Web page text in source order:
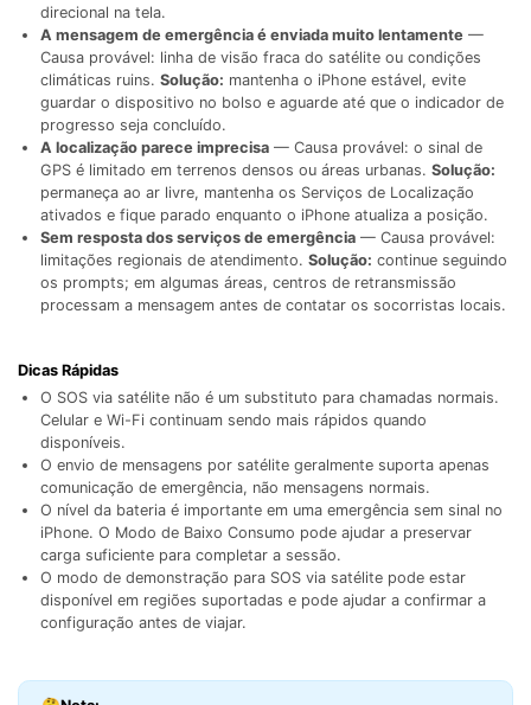
direcional na tela.
A mensagem de emergência é enviada muito lentamente—
Causa provável: linha de visão fraca do satélite ou condições
climáticas ruins. Solução: mantenha o iPhone estável, evite
guardar o dispositivo no bolso e aguarde até que o indicador de
progresso seja concluído.
A localização parece imprecisa— Causa provável: o sinal de
GPS é limitado em terrenos densos ou áreas urbanas. Solução:
permaneça ao ar livre, mantenha os Serviços de Localização
ativados e fique parado enquanto o iPhone atualiza a posição.
Sem resposta dos serviços de emergência— Causa provável:
limitações regionais de atendimento. Solução: continue seguindo
os prompts; em algumas áreas, centros de retransmissão
processam a mensagem antes de contatar os socorristas locais.
Dicas Rápidas
O SOS via satélite não é um substituto para chamadas normais.
Celular e Wi-Fi continuam sendo mais rápidos quando
disponíveis.
O envio de mensagens por satélite geralmente suporta apenas
comunicação de emergência, não mensagens normais.
O nível da bateria é importante em uma emergência sem sinal no
iPhone. O Modo de Baixo Consumo pode ajudar a preservar
carga suficiente para completar a sessão.
O modo de demonstração para SOS via satélite pode estar
disponível em regiões suportadas e pode ajudar a confirmar a
configuração antes de viajar.